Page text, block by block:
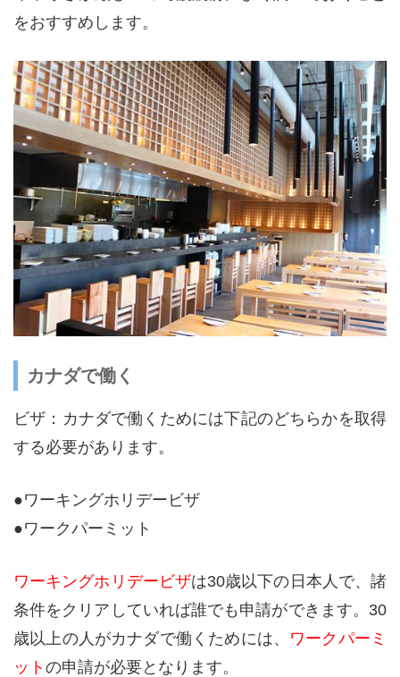
をおすすめします。
カナダで働く
ビザ：カナダで働くためには下記のどちらかを取得
する必要があります。
●ワーキングホリデービザ
●ワークパーミット
ワーキングホリデービザは30歳以下の日本人で、諸
条件をクリアしていれば誰でも申請ができます。30
歳以上の人がカナダで働くためには、 ワークパーミ
ット の申請が必要となります。